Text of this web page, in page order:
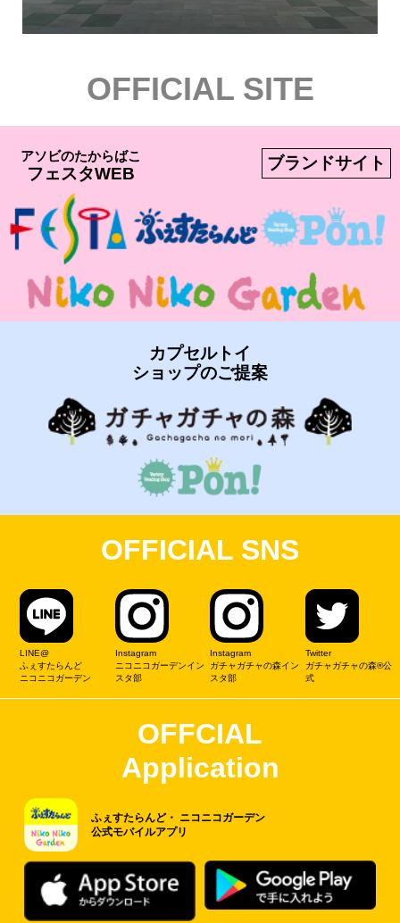
OFFICIAL SITE
アソビのたからばこ
フェスタWEB
ブランドサイト
カプセルトイ
ショップのご提案
OFFICIAL SNS
LINE@
ふぇすたらんど
ニコニコガーデン
Instagram
ニコニコガーデンイン
スタ部
Instagram
ガチャガチャの森イン
スタ部
Twitter
ガチャガチャの森®公
式
OFFCIAL
Application
ふぇすたらんど・ ニコニコガーデン
公式モバイルアプリ